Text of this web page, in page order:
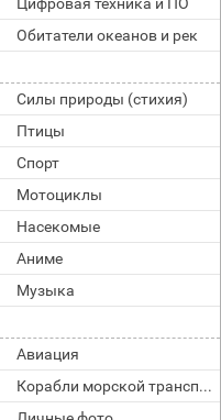
Обитатели океанов и рек
Силы природы (стихия)
Птицы
Спорт
Мотоциклы
Насекомые
Аниме
Музыка
Авиация
Корабли морской транспорт